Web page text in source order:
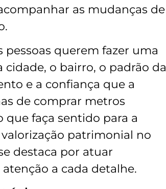
as mudanças de
querem fazer uma
o bairro, o padrão da
e a confiança que a
de comprar metros
faça sentido para a
patrimonial no
destaca por atuar
a cada detalhe.